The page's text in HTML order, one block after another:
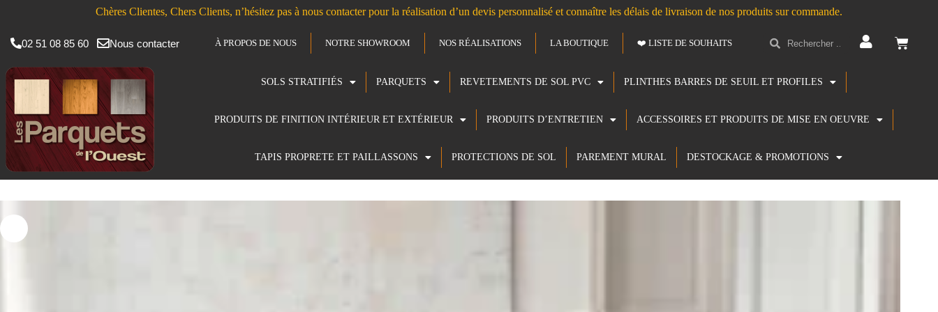
Chères Clientes, Chers Clients, n’hésitez pas à nous contacter pour la réalisation d’un devis personnalisé et connaître les délais de livraison de nos produits sur commande.
02 51 08 85 60 Nous contacter À PROPOS DE NOUS NOTRE SHOWROOM NOS RÉALISATIONS LA BOUTIQUE ❤️ LISTE DE SOUHAITS
SOLS STRATIFIÉS PARQUETS REVETEMENTS DE SOL PVC PLINTHES BARRES DE SEUIL ET PROFILES
PRODUITS DE FINITION INTÉRIEUR ET EXTÉRIEUR PRODUITS D’ENTRETIEN ACCESSOIRES ET PRODUITS DE MISE EN OEUVRE
TAPIS PROPRETE ET PAILLASSONS PROTECTIONS DE SOL PAREMENT MURAL DESTOCKAGE & PROMOTIONS